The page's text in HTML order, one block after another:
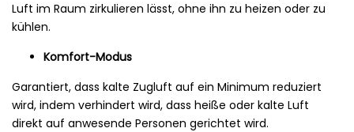
Luft im Raum zirkulieren lässt, ohne ihn zu heizen oder zu
kühlen.
Komfort-Modus
Garantiert, dass kalte Zugluft auf ein Minimum reduziert
wird, indem verhindert wird, dass heiße oder kalte Luft
direkt auf anwesende Personen gerichtet wird.